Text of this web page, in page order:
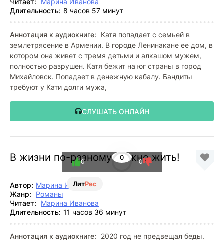
Длительность: 8 часов 57 минут
Аннотация к аудиокниге:
Катя попадает с семьей в
землетрясение в Армении. В городе Ленинакане ее дом, в
котором она живет с тремя детьми и алкашом мужем,
полностью разрушен. Катя бежит на юг страны в город
Михайловск. Попадает в денежную кабалу. Бандиты
требуют у Кати долги мужа,
СЛУШАТЬ ОНЛАЙН
В жизни по-разному можно жить!
ЛитРес
0
0 0
Автор: Марина Иванова
Жанр:
Романы
Читает:
Марина Иванова
Длительность: 11 часов 36 минут
Аннотация к аудиокниге:
2020 год не предвещал беды.